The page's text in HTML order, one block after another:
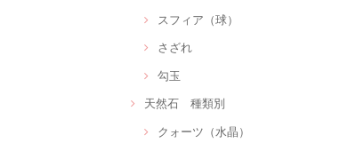
スフィア（球）
さざれ
勾玉
天然石 種類別
クォーツ（水晶）